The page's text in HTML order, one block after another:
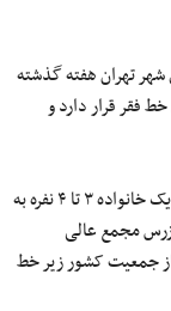
تهران هفته گذشته
فقر قرار دارد و
در شرایطی که اعلام می‌شود رقم خط فقر در ایران برای یک خانواده ۳ تا ۴ نفره به
مجمع عالی
جمعیت کشور زیر خط